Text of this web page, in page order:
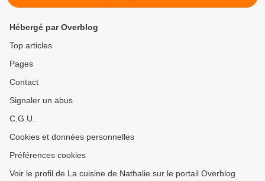
Hébergé par Overblog
Top articles
Pages
Contact
Signaler un abus
C.G.U.
Cookies et données personnelles
Préférences cookies
Voir le profil de La cuisine de Nathalie sur le portail Overblog